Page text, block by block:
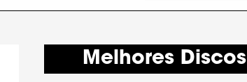
Melhores Discos